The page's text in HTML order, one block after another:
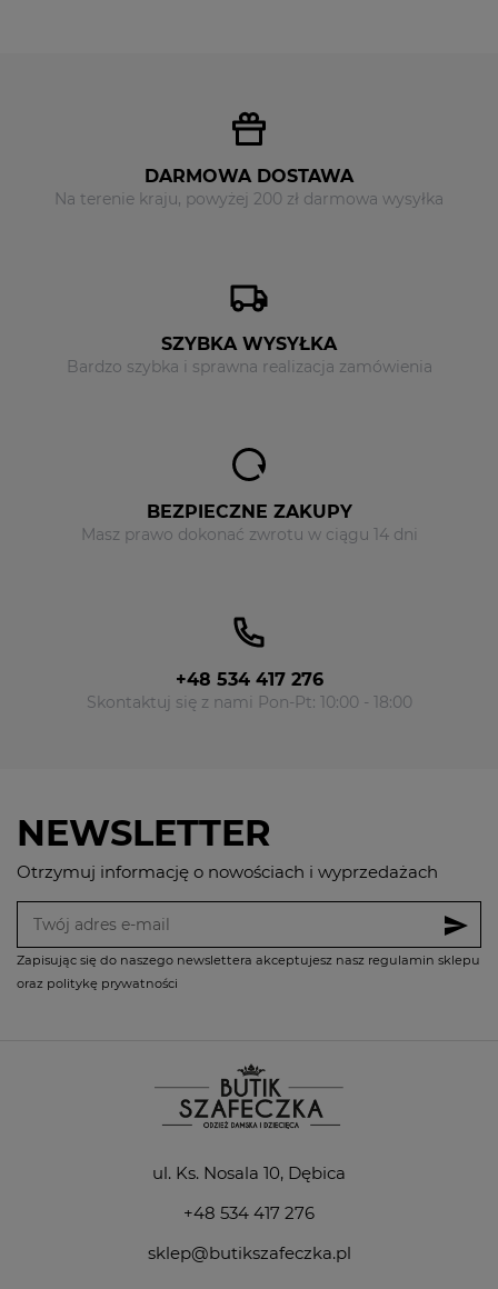
DARMOWA DOSTAWA
Na terenie kraju, powyżej 200 zł darmowa wysyłka
SZYBKA WYSYŁKA
Bardzo szybka i sprawna realizacja zamówienia
BEZPIECZNE ZAKUPY
Masz prawo dokonać zwrotu w ciągu 14 dni
+48 534 417 276
Skontaktuj się z nami Pon-Pt: 10:00 - 18:00
NEWSLETTER
Otrzymuj informację o nowościach i wyprzedażach
send
Zapisując się do naszego newslettera akceptujesz nasz regulamin sklepu
oraz politykę prywatności
ul. Ks. Nosala 10, Dębica
+48 534 417 276
sklep@butikszafeczka.pl